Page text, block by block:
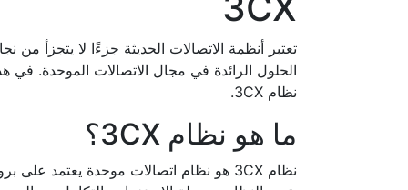
نظام 3CX.
ما هو نظام 3CX؟